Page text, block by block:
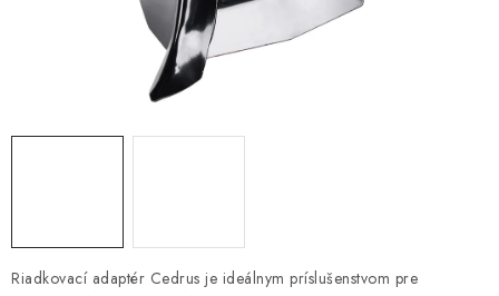
ELEKTRICKÉ KRBY
VRÁTENIE TOVARU A REKLAMÁCIE
KONTAKTY
Riadkovací adaptér Cedrus je ideálnym príslušenstvom pre